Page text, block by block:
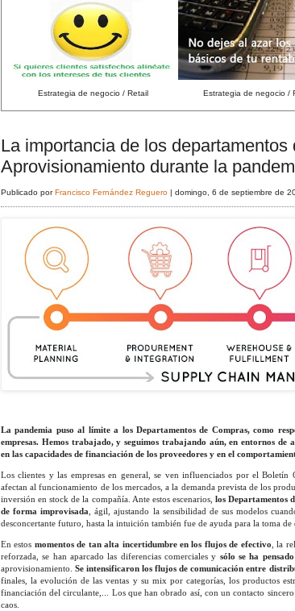
Estrategia de negocio / Retail Estrategia de negocio /
La importancia de los departamentos
Aprovisionamiento durante la
Publicado porFrancisco Fernández Reguero | domingo, 6 de septiembre de
La pandemia puso al límite a los Departamentos de Compras, como
empresas. Hemos trabajado, y seguimos trabajando aún, en entornos de
en las capacidades de financiación de los proveedores y en el
Los clientes y las empresas en general, se ven influenciados por el
afectan al funcionamiento de los mercados, a la demanda prevista de los
inversión en stock de la compañía. Ante estos escenarios,los Departamentos
de forma improvisada
, ágil, ajustando la sensibilidad de sus modelos
desconcertante futuro, hasta la intuición también fue de ayuda para la toma de
En estos momentos de tan alta incertidumbre en los flujos de efectivo , la
reforzada, se han aparcado las diferencias comerciales y sólo se ha
aprovisionamiento.Se intensificaron los flujos de comunicación entre
finales, la evolución de las ventas y su mix por categorías, los productos
financiación del circulante,... Los que han obrado así, con un contacto
caos.